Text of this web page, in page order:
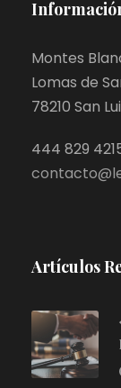
Montes
Lomas de
78210 San
444 829
Artículos